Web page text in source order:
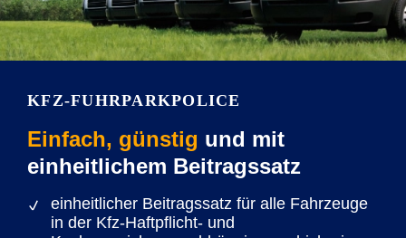
KFZ-FUHRPARKPOLICE
Einfach, günstig und mit
einheitlichem Beitragssatz
einheitlicher Beitragssatz für alle Fahrzeuge
in der Kfz-Haftpflicht- und